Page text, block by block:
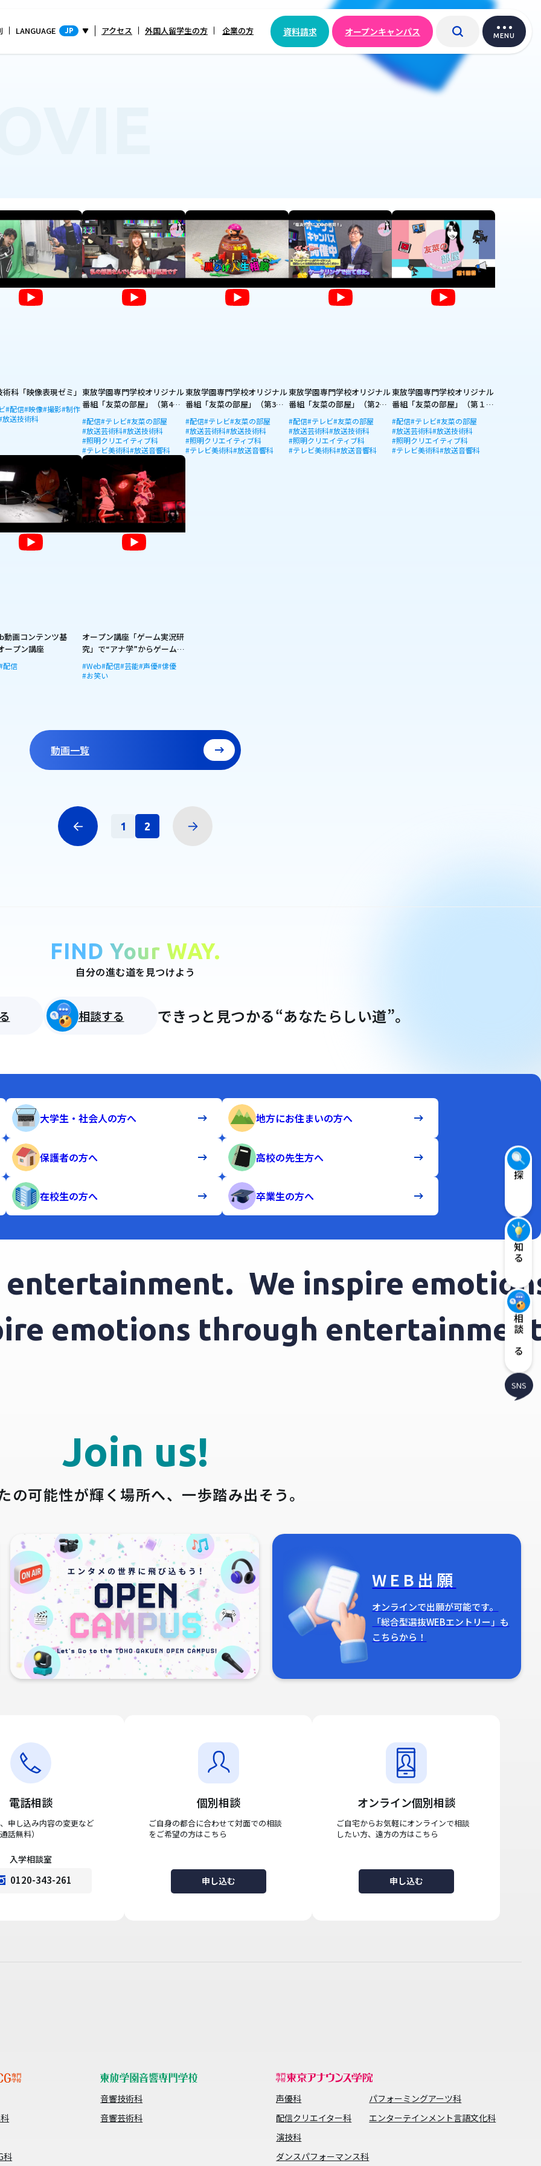
LANGUAGE JP アクセス 外国人留学生の方 企業の方 資料請求 オープンキャンパス MENU
科「映像表現ゼミ」
#配信#映像#撮影#制作
放送技術科
東放学園専門学校オリジナル
番組「友菜の部屋」（第4
回）
#配信#テレビ#友菜の部屋
#放送芸術科#放送技術科
#照明クリエイティブ科
#テレビ美術科#放送音響科
東放学園専門学校オリジナル
番組「友菜の部屋」（第3
回）
#配信#テレビ#友菜の部屋
#放送芸術科#放送技術科
#照明クリエイティブ科
#テレビ美術科#放送音響科
東放学園専門学校オリジナル
番組「友菜の部屋」（第2
回）
#配信#テレビ#友菜の部屋
#放送芸術科#放送技術科
#照明クリエイティブ科
#テレビ美術科#放送音響科
東放学園専門学校オリジナル
番組「友菜の部屋」（第１
回）
#配信#テレビ#友菜の部屋
#放送芸術科#放送技術科
#照明クリエイティブ科
#テレビ美術科#放送音響科
動画コンテンツ基
ープン講座
配信
オープン講座「ゲーム実況研
究」で“アナ学”からゲーム実
況配信！
#Web#配信#芸能#声優#俳優
#お笑い
動画一覧
1 2
FIND Your WAY.
自分の進む道を見つけよう
相談する できっと見つかる“あなたらしい道”。
大学生・社会人の方へ 地方にお住まいの方へ
保護者の方へ 高校の先生方へ
在校生の方へ 卒業生の方へ
We inspire
emotions through
Join us!
の可能性が輝く場所へ、 一歩踏み出そう。
WEB出願
オンラインで出願が可能です。
「総合型選抜WEBエントリー」も
こちらから！
電話相談
申し込み内容の変更など
話無料）
入学相談室
0120-343-261
個別相談
ご自身の都合に合わせて対面での相談
をご希望の方はこちら
申し込む
オンライン個別相談
ご自宅からお気軽にオンラインで相談
したい方、遠方の方はこちら
申し込む
科
音響技術科
音響芸術科
声優科
配信クリエイター科
演技科
ダンスパフォーマンス科
パフォーミングアーツ科
エンターテインメント言語文化科
探す
知る
相談する
SNS